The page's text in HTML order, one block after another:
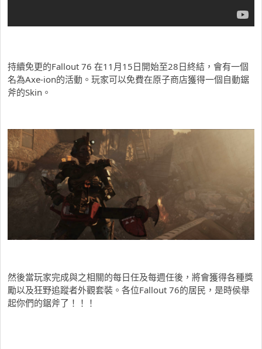
持續免更的Fallout 76 在11月15日開始至28日終結，會有一個
名為Axe-ion的活動。玩家可以免費在原子商店獲得一個自動鋸
斧的Skin。
然後當玩家完成與之相關的每日任及每週任後，將會獲得各種獎
勵以及狂野追蹤者外觀套裝。各位Fallout 76的居民，是時侯舉
起你們的鋸斧了！！！